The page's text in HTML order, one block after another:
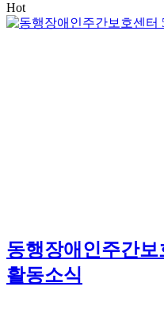
Hot
동행장애인주간보
활동소식